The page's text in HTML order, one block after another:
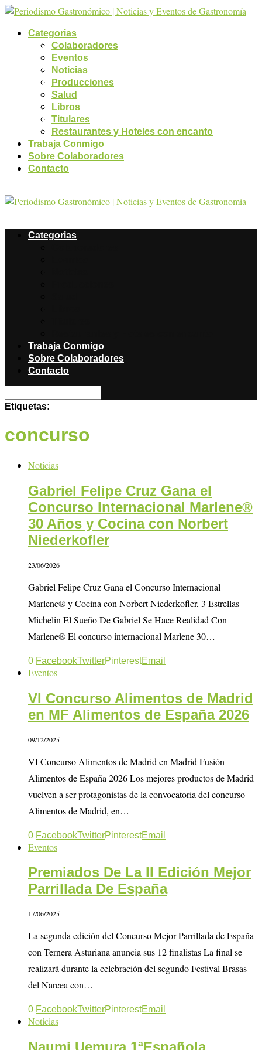
Categorias
Colaboradores
Eventos
Noticias
Producciones
Salud
Libros
Titulares
Restaurantes y Hoteles con encanto
Trabaja Conmigo
Sobre Colaboradores
Contacto
Categorias
Trabaja Conmigo
Sobre Colaboradores
Contacto
Etiquetas:
concurso
Noticias
Gabriel Felipe Cruz Gana el
Concurso Internacional Marlene®
30 Años y Cocina con Norbert
Niederkofler
23/06/2026
Gabriel Felipe Cruz Gana el Concurso Internacional
Marlene® y Cocina con Norbert Niederkofler, 3 Estrellas
Michelin El Sueño De Gabriel Se Hace Realidad Con
Marlene® El concurso internacional Marlene 30…
0 FacebookTwitterPinterestEmail
Eventos
VI Concurso Alimentos de Madrid
en MF Alimentos de España 2026
09/12/2025
VI Concurso Alimentos de Madrid en Madrid Fusión
Alimentos de España 2026 Los mejores productos de Madrid
vuelven a ser protagonistas de la convocatoria del concurso
Alimentos de Madrid, en…
0 FacebookTwitterPinterestEmail
Eventos
Premiados De La II Edición Mejor
Parrillada De España
17/06/2025
La segunda edición del Concurso Mejor Parrillada de España
con Ternera Asturiana anuncia sus 12 finalistas La final se
realizará durante la celebración del segundo Festival Brasas
del Narcea con…
0 FacebookTwitterPinterestEmail
Noticias